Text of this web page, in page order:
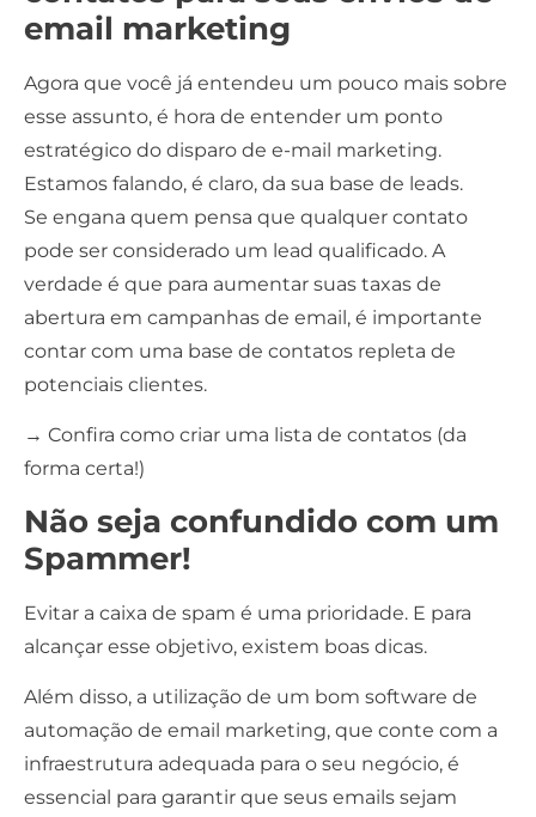
email marketing
Agora que você já entendeu um pouco mais sobre
esse assunto, é hora de entender um ponto
estratégico do disparo de e-mail marketing.
Estamos falando, é claro, da sua base de leads.
Se engana quem pensa que qualquer contato
pode ser considerado um lead qualificado. A
verdade é que para aumentar suas taxas de
abertura em campanhas de email, é importante
contar com uma base de contatos repleta de
potenciais clientes.
→ Confira como criar uma lista de contatos (da
forma certa!)
Não seja confundido com um
Spammer!
Evitar a caixa de spam é uma prioridade. E para
alcançar esse objetivo, existem boas dicas.
Além disso, a utilização de um bom software de
automação de email marketing, que conte com a
infraestrutura adequada para o seu negócio, é
essencial para garantir que seus emails sejam